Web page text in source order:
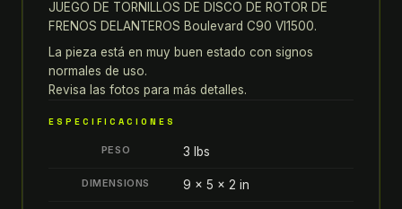
JUEGO
DE
TORNILLOS
DE
DISCO
FRENOS
JUEGO DE TORNILLOS DE DISCO DE ROTOR DE
FRENOS DELANTEROS Boulevard C90 Vl1500.
La pieza está en muy buen estado con signos
normales de uso.
Revisa las fotos para más detalles.
ESPECIFICACIONES
PESO 3 lbs
DIMENSIONS 9 × 5 × 2 in